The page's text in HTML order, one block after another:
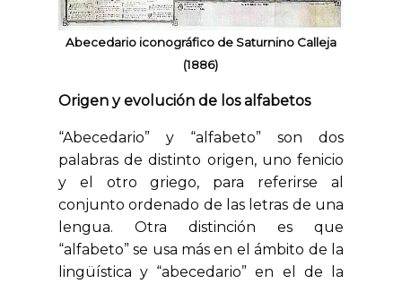
Abecedario iconográfico de Saturnino Calleja
(1886)
Origen y evolución de los alfabetos
“Abecedario” y “alfabeto” son dos
palabras de distinto origen, uno fenicio
y el otro griego, para referirse al
conjunto ordenado de las letras de una
lengua. Otra distinción es que
“alfabeto” se usa más en el ámbito de la
lingüística y “abecedario” en el de la